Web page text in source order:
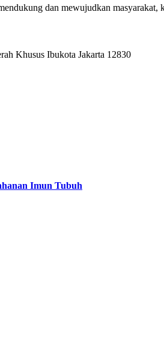
dan mewujudkan masyarakat,
Khusus Ibukota Jakarta 12830
Imun Tubuh